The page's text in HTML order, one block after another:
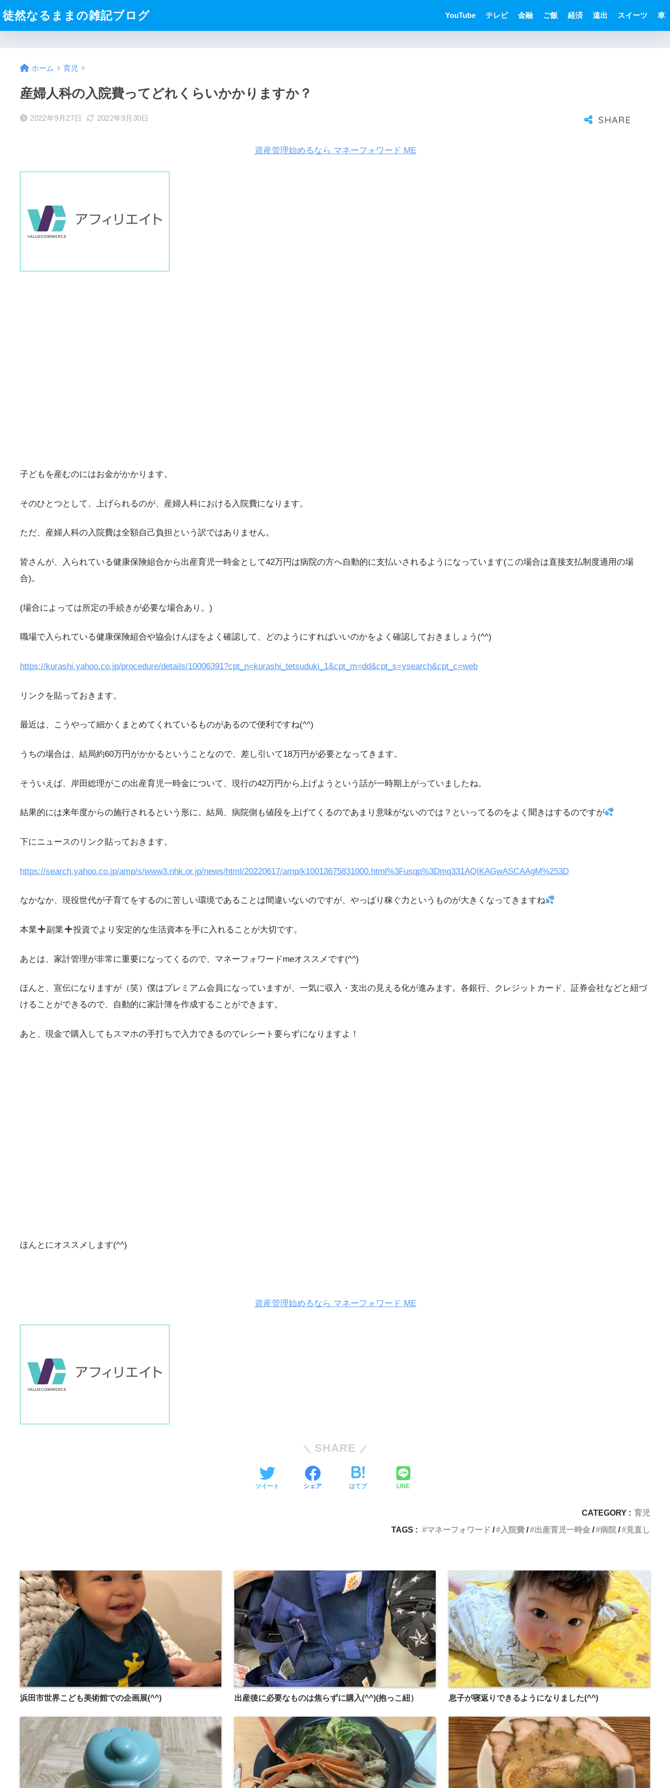
徒然なるままの雑記ブログ YouTube テレビ 金融 ご飯 経済 遠出 スイーツ 車
ホーム 育児
産婦人科の入院費ってどれくらいかかりますか？
2022年9月27日 2022年9月30日
資産管理始めるなら マネーフォワード ME
子どもを産むのにはお金がかかります。
そのひとつとして、上げられるのが、産婦人科における入院費になります。
ただ、産婦人科の入院費は全額自己負担という訳ではありません。
皆さんが、入られている健康保険組合から出産育児一時金として42万円は病院の方へ自動的に支払いされるようになっています(この場合は直接支払制度適用の場
合)。
(場合によっては所定の手続きが必要な場合あり。)
職場で入られている健康保険組合や協会けんぽをよく確認して、どのようにすればいいのかをよく確認しておきましょう(^^)
https://kurashi.yahoo.co.jp/procedure/details/10006391?cpt_n=kurashi_tetsuduki_1&cpt_m=dd&cpt_s=ysearch&cpt_c=web
リンクを貼っておきます。
最近は、こうやって細かくまとめてくれているものがあるので便利ですね(^^)
うちの場合は、結局約60万円がかかるということなので、差し引いて18万円が必要となってきます。
そういえば、岸田総理がこの出産育児一時金について、現行の42万円から上げようという話が一時期上がっていましたね。
結果的には来年度からの施行されるという形に。結局、病院側も値段を上げてくるのであまり意味がないのでは？といってるのをよく聞きはするのですが
下にニュースのリンク貼っておきます。
https://search.yahoo.co.jp/amp/s/www3.nhk.or.jp/news/html/20220617/amp/k10013675831000.html%3Fusqp%3Dmq331AQIKAGwASCAAgM%253D
なかなか、現役世代が子育てをするのに苦しい環境であることは間違いないのですが、やっぱり稼ぐ力というものが大きくなってきますね
本業 副業 投資でより安定的な生活資本を手に入れることが大切です。
あとは、家計管理が非常に重要になってくるので、マネーフォワードmeオススメです(^^)
ほんと、宣伝になりますが（笑）僕はプレミアム会員になっていますが、一気に収入・支出の見える化が進みます。各銀行、クレジットカード、証券会社などと紐づ
けることができるので、自動的に家計簿を作成することができます。
あと、現金で購入してもスマホの手打ちで入力できるのでレシート要らずになりますよ！
ほんとにオススメします(^^)
資産管理始めるなら マネーフォワード ME
SHARE
ツイート シェア はてブ LINE
CATEGORY : 育児
TAGS :
マネーフォワード 入院費 出産育児一時金 病院 見直し
浜田市世界こども美術館での企画展(^^) 出産後に必要なものは焦らずに購入(^^)(抱っこ紐） 息子が寝返りできるようになりました(^^)